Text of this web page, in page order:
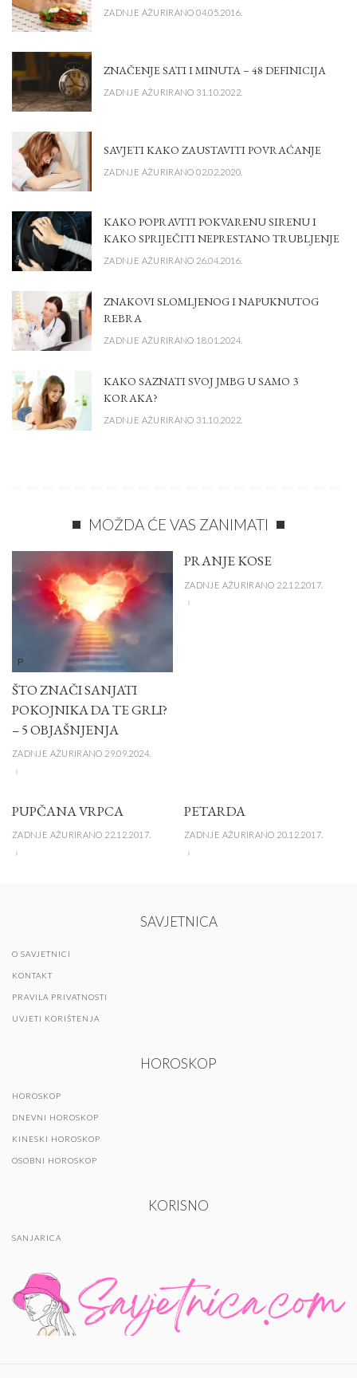
ZADNJE AŽURIRANO 04.05.2016.
ZNAČENJE SATI I MINUTA – 48 DEFINICIJA
ZADNJE AŽURIRANO 31.10.2022.
SAVJETI KAKO ZAUSTAVITI POVRAĆANJE
ZADNJE AŽURIRANO 02.02.2020.
KAKO POPRAVITI POKVARENU SIRENU I
KAKO SPRIJEČITI NEPRESTANO TRUBLJENJE
ZADNJE AŽURIRANO 26.04.2016.
ZNAKOVI SLOMLJENOG I NAPUKNUTOG
REBRA
ZADNJE AŽURIRANO 18.01.2024.
KAKO SAZNATI SVOJ JMBG U SAMO 3
KORAKA?
ZADNJE AŽURIRANO 31.10.2022.
MOŽDA ĆE VAS ZANIMATI
P
ŠTO ZNAČI SANJATI
POKOJNIKA DA TE GRLI?
– 5 OBJAŠNJENJA
ZADNJE AŽURIRANO 29.09.2024.
PRANJE KOSE
ZADNJE AŽURIRANO 22.12.2017.
PUPČANA VRPCA
ZADNJE AŽURIRANO 22.12.2017.
PETARDA
ZADNJE AŽURIRANO 20.12.2017.
SAVJETNICA
O SAVJETNICI
KONTAKT
PRAVILA PRIVATNOSTI
UVJETI KORIŠTENJA
HOROSKOP
HOROSKOP
DNEVNI HOROSKOP
KINESKI HOROSKOP
OSOBNI HOROSKOP
KORISNO
SANJARICA